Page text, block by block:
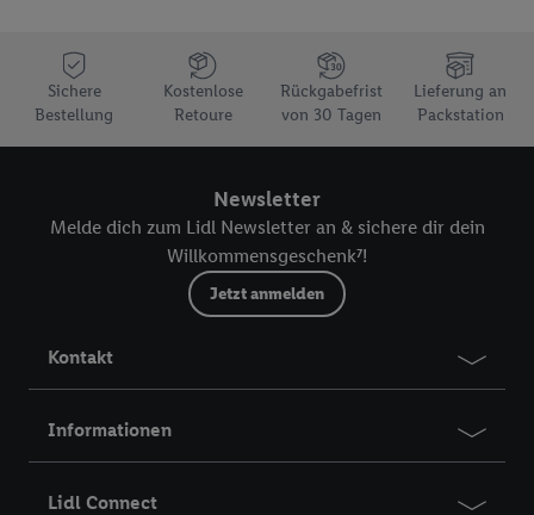
Sichere
Bestellung
Kostenlose
Retoure
Rückgabefrist
von 30 Tagen
Lieferung an
Packstation
Newsletter
Melde dich zum Lidl Newsletter an & sichere dir dein
Willkommensgeschenk⁷!
Jetzt anmelden
Kontakt
Informationen
Lidl Connect